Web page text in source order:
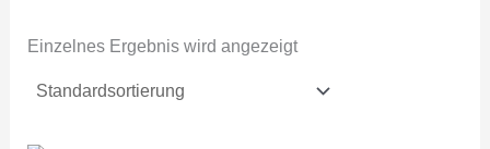
Einzelnes Ergebnis wird angezeigt